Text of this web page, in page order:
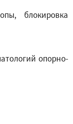
блокировка
опорно-